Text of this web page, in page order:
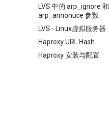
LVS 中的 arp_ignore 和
arp_annonuce 参数
LVS - Linux虚拟服务器
Haproxy URL Hash
Haproxy 安装与配置